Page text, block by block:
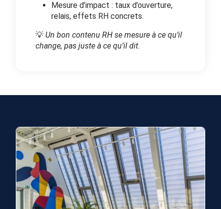
Mesure d’impact : taux d’ouverture,
relais, effets RH concrets.
💡 Un bon contenu RH se mesure à ce qu’il
change, pas juste à ce qu’il dit.